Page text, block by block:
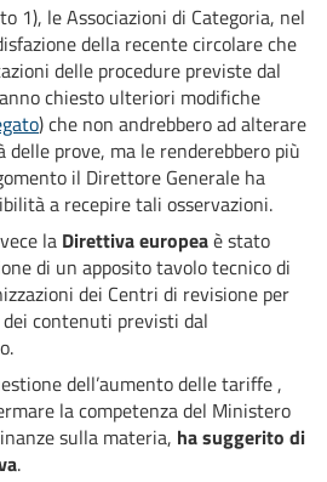
1), le Associazioni di Categoria, nel
della recente circolare che
delle procedure previste dal
chiesto ulteriori modifiche
) che non andrebbero ad alterare
prove, ma le renderebbero più
il Direttore Generale ha
a recepire tali osservazioni.
la Direttiva europeaè stato
di un apposito tavolo tecnico di
dei Centri di revisione per
contenuti previsti dal
dell’aumento delle tariffe ,
la competenza del Ministero
sulla materia, ha suggerito di
.